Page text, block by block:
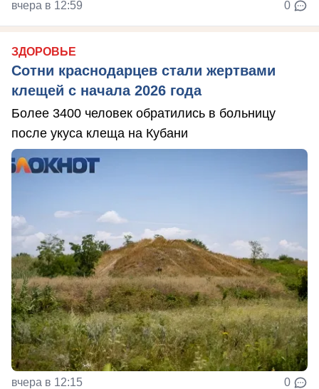
вчера в 12:59 0
ЗДОРОВЬЕ
Сотни краснодарцев стали жертвами
клещей с начала 2026 года
Более 3400 человек обратились в больницу
после укуса клеща на Кубани
вчера в 12:15 0